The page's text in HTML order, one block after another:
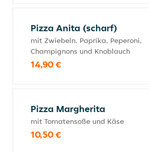
Pizza Anita (scharf)
mit Zwiebeln, Paprika, Peperoni,
Champignons und Knoblauch
14,90 €
Pizza Margherita
mit Tomatensoße und Käse
10,50 €